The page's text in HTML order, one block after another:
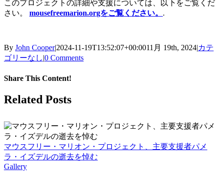
このプロジェクトの詳細や支援については、以下をご覧くだ
さい。 mousefreemarion.orgをご覧ください。 .
By John Cooper|2024-11-19T13:52:07+00:0011月 19th, 2024|カテ
ゴリーなし|0 Comments
Share This Content!
Facebook
X
LinkedIn
WhatsApp
Tumblr
Pinterest
Email
Related Posts
マウスフリー・マリオン・プロジェクト、主要支援者パメ
ラ・イズデルの逝去を悼む
Gallery